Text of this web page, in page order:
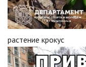
растение крокус